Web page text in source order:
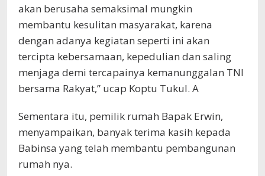
akan berusaha semaksimal mungkin
membantu kesulitan masyarakat, karena
dengan adanya kegiatan seperti ini akan
tercipta kebersamaan, kepedulian dan saling
menjaga demi tercapainya kemanunggalan TNI
bersama Rakyat,” ucap Koptu Tukul. A
Sementara itu, pemilik rumah Bapak Erwin,
menyampaikan, banyak terima kasih kepada
Babinsa yang telah membantu pembangunan
rumah nya.